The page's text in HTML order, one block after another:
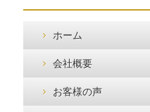
ホーム
会社概要
お客様の声